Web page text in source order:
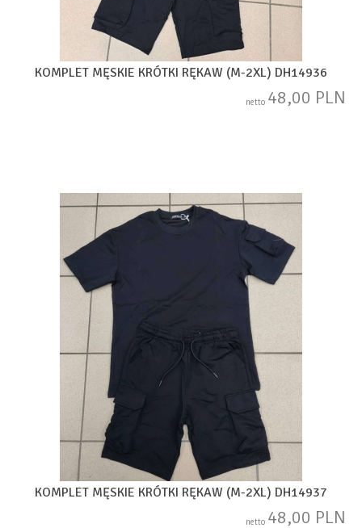
KOMPLET MĘSKIE KRÓTKI RĘKAW (M-2XL) DH14936
netto 48,00 PLN
KOMPLET MĘSKIE KRÓTKI RĘKAW (M-2XL) DH14937
netto 48,00 PLN